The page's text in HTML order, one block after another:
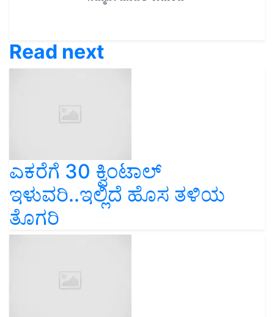
Read next
ಎಕರೆಗೆ 30 ಕ್ವಿಂಟಾಲ್‌
ಇಳುವರಿ..ಇಲ್ಲಿದೆ ಹೊಸ ತಳಿಯ
ತೊಗರಿ